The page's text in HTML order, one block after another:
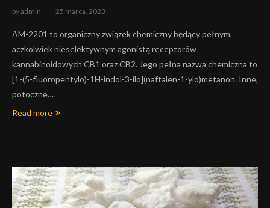
byadmin 25 marca, 2023
AM-2201 to organiczny związek chemiczny będący pełnym,
aczkolwiek nieselektywnym agonistą receptorów
kannabinoidowych CB1 oraz CB2. Jego pełna nazwa chemiczna to
[1-(5-fluoropentylo)-1H-indol-3-ilo](naftalen-1-ylo)metanon. Inne,
potoczne…
Read more